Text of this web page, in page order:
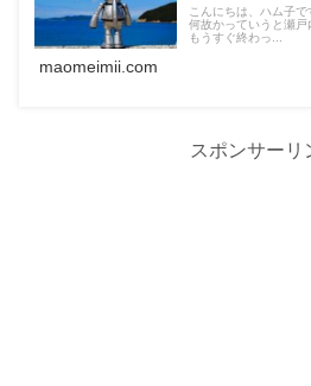
こんにちは、ハム子
何故かっていうと瀬
もうすぐ終わっ...
maomeimii.com
スポンサーリ